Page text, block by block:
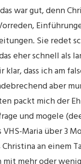
war gut, denn
Sie redet
eher schnell als
klar, dass ich am
aber
packt mich der
und mogele
VHS-Maria über 3
an einem